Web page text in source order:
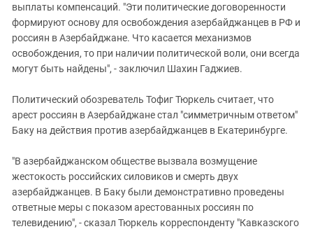
выплаты компенсаций. "Эти политические договоренности
формируют основу для освобождения азербайджанцев в РФ и
россиян в Азербайджане. Что касается механизмов
освобождения, то при наличии политической воли, они всегда
могут быть найдены", - заключил Шахин Гаджиев.
Политический обозреватель Тофиг Тюркель считает, что
арест россиян в Азербайджане стал "симметричным ответом"
Баку на действия против азербайджанцев в Екатеринбурге.
"В азербайджанском обществе вызвала возмущение
жестокость российских силовиков и смерть двух
азербайджанцев. В Баку были демонстративно проведены
ответные меры с показом арестованных россиян по
телевидению", - сказал Тюркель корреспонденту "Кавказского